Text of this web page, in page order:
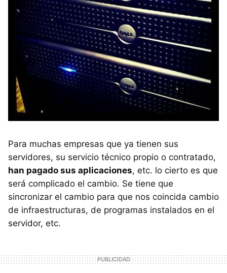
Para muchas empresas que ya tienen sus
servidores, su servicio técnico propio o contratado,
han pagado sus aplicaciones, etc. lo cierto es que
será complicado el cambio. Se tiene que
sincronizar el cambio para que nos coincida cambio
de infraestructuras, de programas instalados en el
servidor, etc.